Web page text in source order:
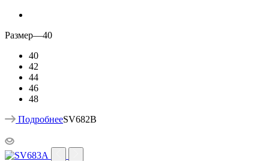
Размер—40
40
42
44
46
48
ПодробнееSV682B